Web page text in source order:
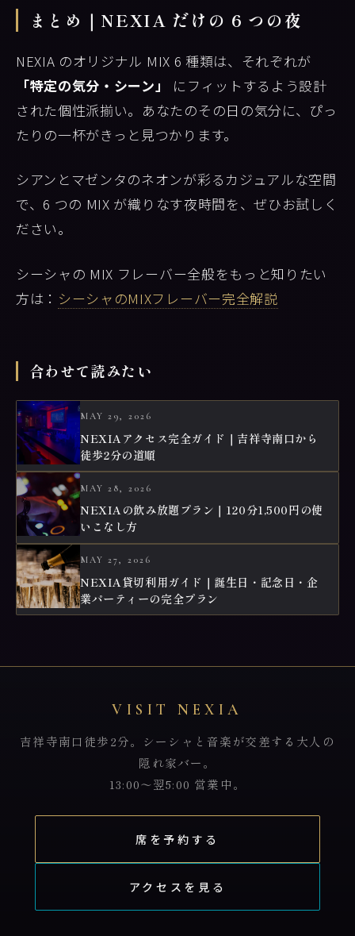
まとめ｜NEXIA だけの 6 つの夜
NEXIA のオリジナル MIX 6 種類は、それぞれが
「特定の気分・シーン」
にフィットするよう設計
された個性派揃い。あなたのその日の気分に、ぴっ
たりの一杯がきっと見つかります。
シアンとマゼンタのネオンが彩るカジュアルな空間
で、6 つの MIX が織りなす夜時間を、ぜひお試しく
ださい。
シーシャの MIX フレーバー全般をもっと知りたい
方は： シーシャのMIXフレーバー完全解説
合わせて読みたい
MAY 29, 2026
NEXIAアクセス完全ガイド｜吉祥寺南口から
徒歩2分の道順
MAY 28, 2026
NEXIAの飲み放題プラン｜120分1,500円の使
いこなし方
MAY 27, 2026
NEXIA貸切利用ガイド｜誕生日・記念日・企
業パーティーの完全プラン
VISIT NEXIA
吉祥寺南口徒歩2分。シーシャと音楽が交差する大人の
隠れ家バー。
13:00〜翌5:00 営業中。
席を予約する
アクセスを見る